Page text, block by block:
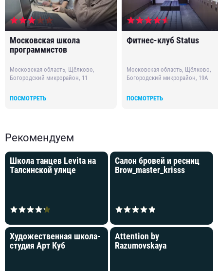
Московская школа
программистов
Московская область, Щёлково,
Богородский микрорайон, 11
ПОСМОТРЕТЬ
Фитнес-клуб Status
Московская область, Щёлково,
Богородский микрорайон, 19А
ПОСМОТРЕТЬ
Рекомендуем
Школа танцев Levita на
Талсинской улице
Салон бровей и ресниц
Brow_master_krisss
Художественная школа‐
студия Арт Куб
Attention by
Razumovskaya